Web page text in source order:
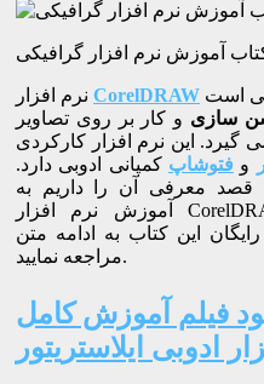
CorelDRAW
سازی و کار بر روی تصاویر
گیرد. این نرم افزار کارکردی
و فتوشاپ کمپانی ادوبی دارد.
معرفی آن را داریم به
آموزش نرم افزار CorelDRAW می پردازد. جهت دریافت
این کتاب به ادامه متن
مراجعه نمایید.
فیلم آموزش کامل
ادوبی ایلاستریتور